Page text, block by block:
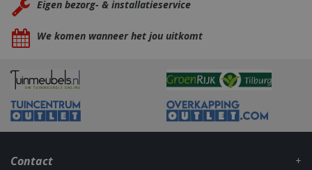
Eigen bezorg- & installatieservice
We komen wanneer het jou uitkomt
Contact